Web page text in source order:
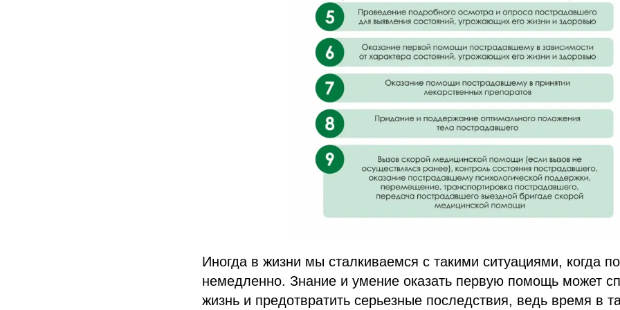
Иногда в жизни мы сталкиваемся с такими ситуациями, когда
немедленно. Знание и умение оказать первую помощь может
жизнь и предотвратить серьезные последствия, ведь время в